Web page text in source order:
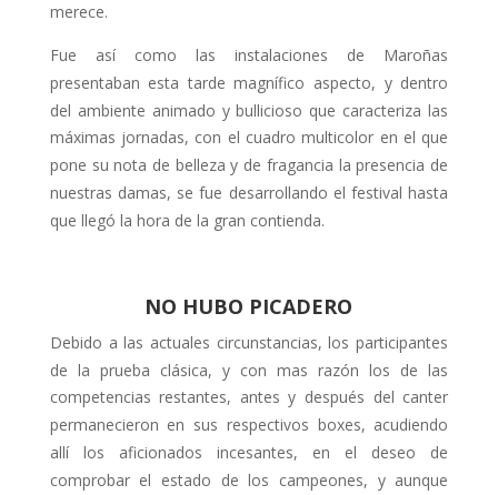
merece.
Fue así como las instalaciones de Maroñas
presentaban esta tarde magní­fico aspecto, y dentro
del ambiente animado y bullicioso que caracteriza las
máximas jornadas, con el cuadro multicolor en el que
pone su nota de belleza y de fragancia la presencia de
nuestras damas, se fue desarrollando el festival hasta
que llegó la hora de la gran contienda.
NO HUBO PICADERO
Debido a las actuales circunstancias, los participantes
de la prueba clásica, y con mas razón los de las
competen­cias restantes, antes y después del can­ter
permanecieron en sus respectivos boxes, acudiendo
allí los aficionados incesantes, en el deseo de
comprobar el estado de los campeones, y aunque